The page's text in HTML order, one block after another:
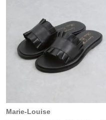
Marie-Louise